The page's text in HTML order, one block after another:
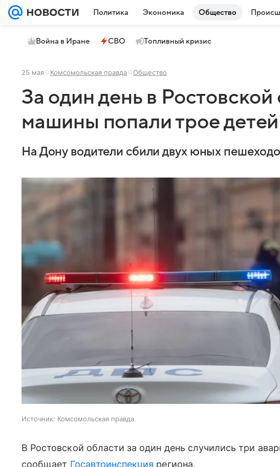
Политика Экономика Общество
Война в Иране СВО Топливный кризис
25 мая Комсомольская правда Общество
За один день в Ростовской
машины попали трое детей
На Дону водители сбили двух юных
Источник: Комсомольская правда
В Ростовской области за один день случились три
сообщает Госавтоинспекция региона.